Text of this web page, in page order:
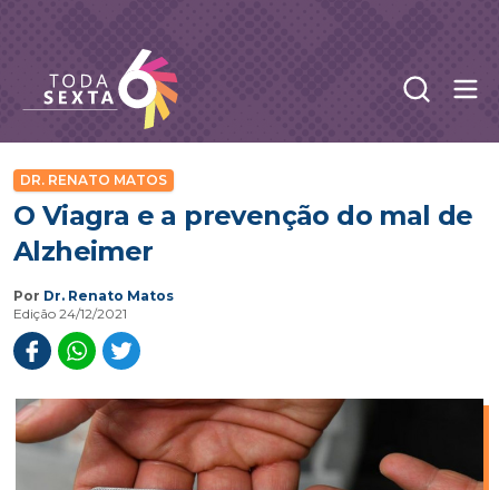
Toda Sexta - 4oito
DR. RENATO MATOS
O Viagra e a prevenção do mal de
Alzheimer
Por Dr. Renato Matos
Edição 24/12/2021